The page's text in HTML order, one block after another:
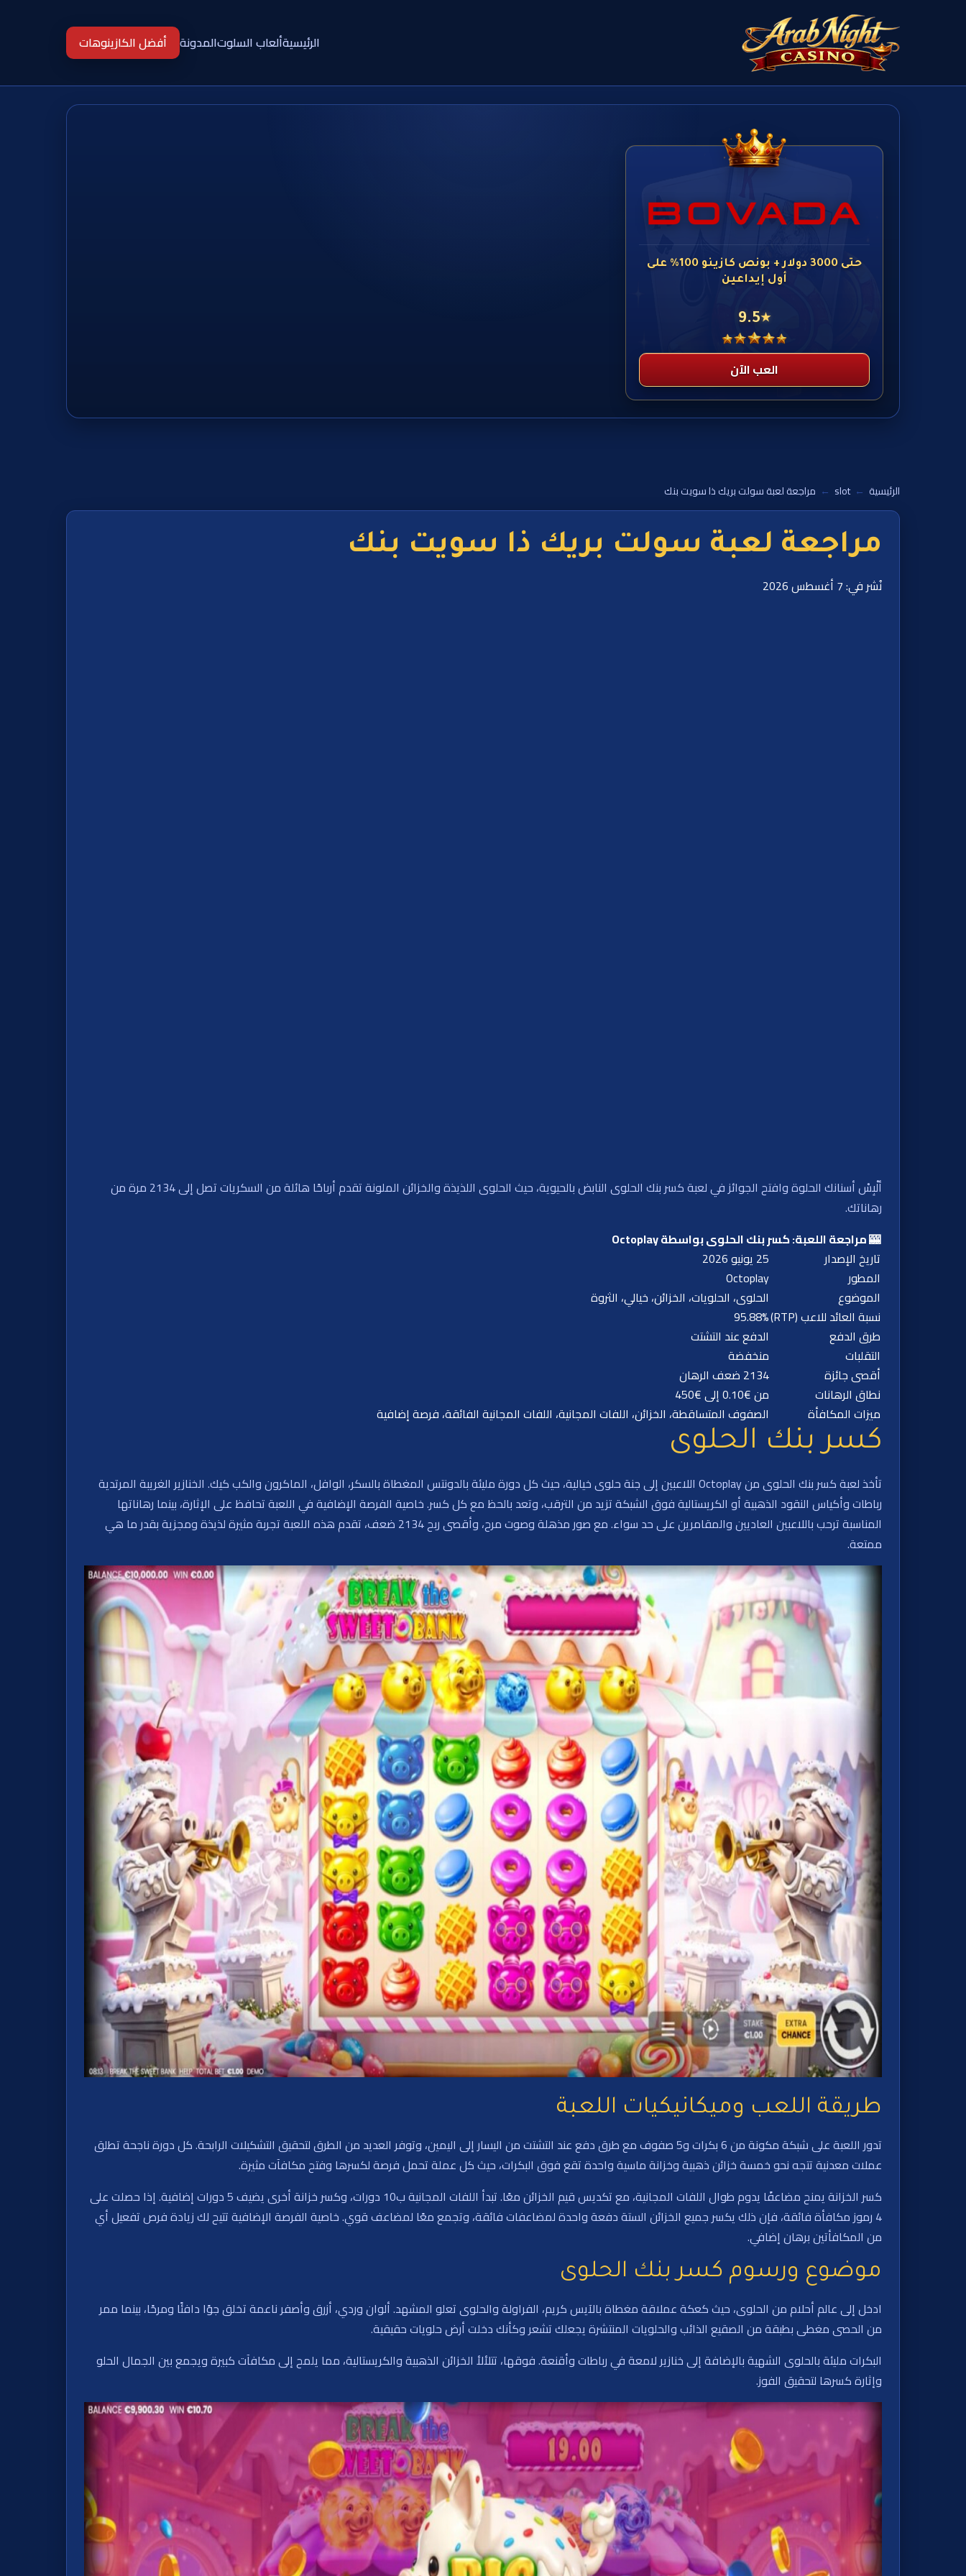
الرئيسيةألعاب السلوتالمدونة أفضل الكازينوهات
حتى 3000 دولار + بونص كازينو 100% على
أول إيداعين
★
9.5
العب الآن
الرئيسية ←
slot
← مراجعة لعبة سولت بريك ذا سويت بنك
مراجعة لعبة سولت بريك ذا سويت بنك
نُشر في: 7 أغسطس 2026
ألْبِسْ أسنانك الحلوة وافتح الجوائز في لعبة كسر بنك الحلوى النابض بالحيوية، حيث الحلوى اللذيذة والخزائن الملونة تقدم أرباحًا هائلة من السكريات تصل إلى 2134 مرة من
رهاناتك.
🎰 مراجعة اللعبة: كسر بنك الحلوى بواسطة Octoplay
تاريخ الإصدار
25 يونيو 2026
المطور
Octoplay
الموضوع
الحلوى، الحلويات، الخزائن، خيالي، الثروة
نسبة العائد للاعب (RTP)
95.88%
طرق الدفع
الدفع عند التشتت
التقلبات
منخفضة
أقصى جائزة
2134 ضعف الرهان
نطاق الرهانات
من €0.10 إلى €450
ميزات المكافأة
الصفوف المتساقطة، الخزائن، اللفات المجانية، اللفات المجانية الفائقة، فرصة إضافية
كسر بنك الحلوى
تأخذ لعبة كسر بنك الحلوى من Octoplay اللاعبين إلى جنة حلوى خيالية، حيث كل دورة مليئة بالدونتس المغطاة بالسكر، الوافل، الماكرون والكب كيك. الخنازير الغريبة المرتدية
رباطات وأكياس النقود الذهبية أو الكريستالية فوق الشبكة تزيد من الترقب، وتعد بالحظ مع كل كسر. خاصية الفرصة الإضافية في اللعبة تحافظ على الإثارة، بينما رهاناتها
المناسبة ترحب باللاعبين العاديين والمقامرين على حد سواء. مع صور مذهلة وصوت مرح، وأقصى ربح 2134 ضعف، تقدم هذه اللعبة تجربة مثيرة لذيذة ومجزية بقدر ما هي
ممتعة.
طريقة اللعب وميكانيكيات اللعبة
تدور اللعبة على شبكة مكونة من 6 بكرات و5 صفوف مع طرق دفع عند التشتت من اليسار إلى اليمين، وتوفر العديد من الطرق لتحقيق التشكيلات الرابحة. كل دورة ناجحة تطلق
عملات معدنية تتجه نحو خمسة خزائن ذهبية وخزانة ماسية واحدة تقع فوق البكرات، حيث كل عملة تحمل فرصة لكسرها وفتح مكافآت مثيرة.
كسر الخزانة يمنح مضاعفًا يدوم طوال اللفات المجانية، مع تكديس قيم الخزائن معًا. تبدأ اللفات المجانية ب10 دورات، وكسر خزانة أخرى يضيف 5 دورات إضافية. إذا حصلت على
4 رموز مكافأة فائقة، فإن ذلك يكسر جميع الخزائن الستة دفعة واحدة لمضاعفات فائقة، وتجمع معًا لمضاعف قوي. خاصية الفرصة الإضافية تتيح لك زيادة فرص تفعيل أي
من المكافأتين برهان إضافي.
موضوع ورسوم كسر بنك الحلوى
ادخل إلى عالم أحلام من الحلوى، حيث كعكة عملاقة مغطاة بالآيس كريم، الفراولة والحلوى تعلو المشهد. ألوان وردي، أزرق وأصفر ناعمة تخلق جوًا دافئًا ومرحًا، بينما ممر
من الحصى مغطى بطبقة من الصقيع الذائب والحلويات المنتشرة يجعلك تشعر وكأنك دخلت أرض حلويات حقيقية.
البكرات مليئة بالحلوى الشهية بالإضافة إلى خنازير لامعة في رباطات وأقنعة. فوقها، تتلألأ الخزائن الذهبية والكريستالية، مما يلمح إلى مكافآت كبيرة ويجمع بين الجمال الحلو
وإثارة كسرها لتحقيق الفوز.